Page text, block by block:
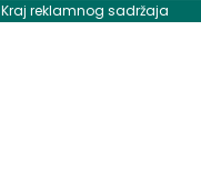
Kraj reklamnog sadržaja